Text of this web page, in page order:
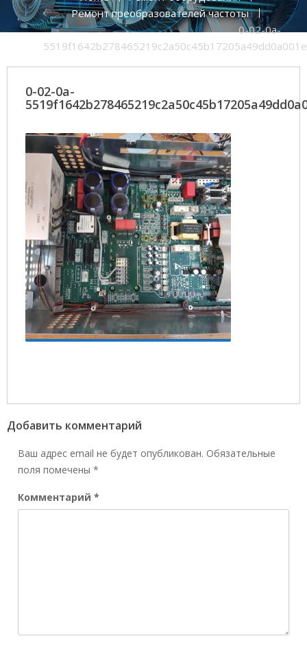
Ремонт преобразователей частоты
0-02-0a-
0-02-0a-
Добавить комментарий
Ваш адрес email не будет опубликован. Обязательные
поля помечены *
Комментарий *